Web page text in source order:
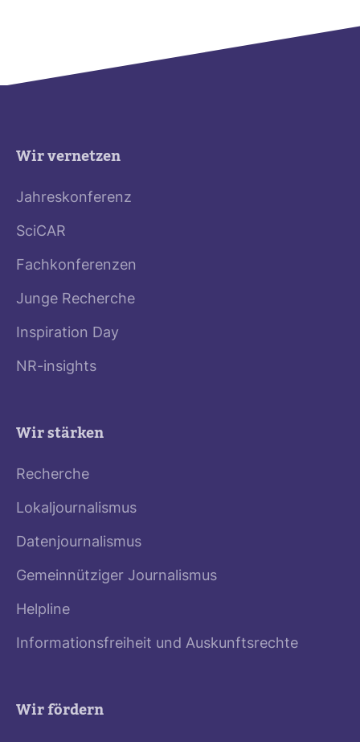
Wir vernetzen
Jahreskonferenz
SciCAR
Fachkonferenzen
Junge Recherche
Inspiration Day
NR-insights
Wir stärken
Recherche
Lokaljournalismus
Datenjournalismus
Gemeinnütziger Journalismus
Helpline
Informationsfreiheit und Auskunftsrechte
Wir fördern